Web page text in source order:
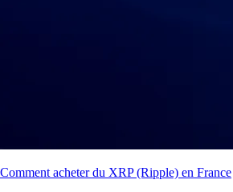
Comment acheter du XRP (Ripple) en France